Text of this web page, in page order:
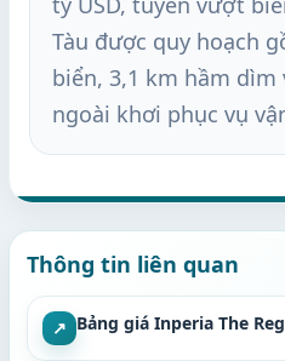
Tàu được quy hoạch
biển, 3,1 km hầm dìm
ngoài khơi phục vụ
Thông tin liên quan
↗ Bảng giá Inperia The